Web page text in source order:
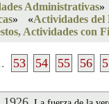
Administrativas»
» «Actividades
Actividades con
53 54 55 56